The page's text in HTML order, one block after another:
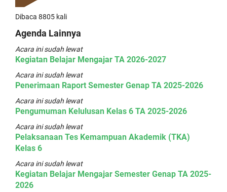
Dibaca 8805 kali
Agenda Lainnya
Acara ini sudah lewat
Kegiatan Belajar Mengajar TA 2026-2027
Acara ini sudah lewat
Penerimaan Raport Semester Genap TA 2025-2026
Acara ini sudah lewat
Pengumuman Kelulusan Kelas 6 TA 2025-2026
Acara ini sudah lewat
Pelaksanaan Tes Kemampuan Akademik (TKA)
Kelas 6
Acara ini sudah lewat
Kegiatan Belajar Mengajar Semester Genap TA 2025-
2026